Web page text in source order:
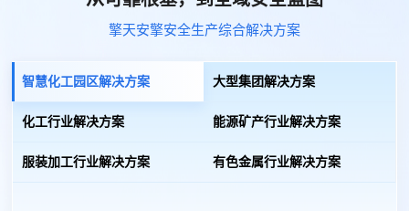
擎天安擎安全生产综合解决方案
智慧化工园区解决方案 大型集团解决方案
化工行业解决方案 能源矿产行业解决方案
服装加工行业解决方案 有色金属行业解决方案